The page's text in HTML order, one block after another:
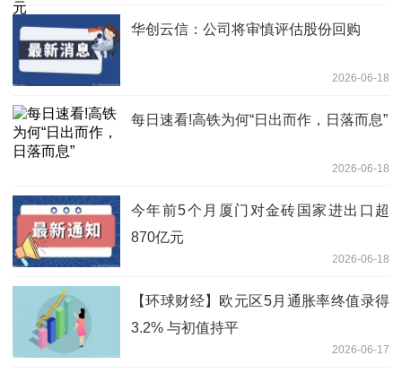
华创云信：公司将审慎评估股份回购
2026-06-18
每日速看!高铁为何“日出而作，日落而息”
2026-06-18
今年前5个月厦门对金砖国家进出口超
870亿元
2026-06-18
【环球财经】欧元区5月通胀率终值录得
3.2% 与初值持平
2026-06-17